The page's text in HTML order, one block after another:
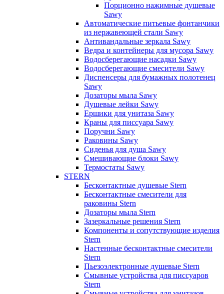
Порционно нажимные душевые
Sawy
Автоматические питьевые фонтанчики
из нержавеющей стали Sawy
Антивандальные зеркала Sawy
Ведра и контейнеры для мусора Sawy
Водосберегающие насадки Sawy
Водосберегающие смесители Sawy
Диспенсеры для бумажных полотенец
Sawy
Дозаторы мыла Sawy
Душевые лейки Sawy
Ершики для унитаза Sawy
Краны для писсуара Sawy
Поручни Sawy
Раковины Sawy
Сиденья для душа Sawy
Смешивающие блоки Sawy
Термостаты Sawy
STERN
Бесконтактные душевые Stern
Бесконтактные смесители для
раковины Stern
Дозаторы мыла Stern
Зазеркальные решения Stern
Компоненты и сопутствующие изделия
Stern
Настенные бесконтактные смесители
Stern
Пьезоэлектронные душевые Stern
Смывные устройства для писсуаров
Stern